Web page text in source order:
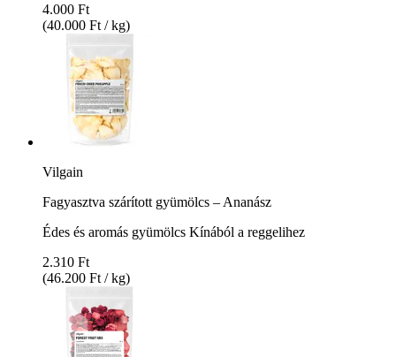
4.000 Ft
(40.000 Ft / kg)
Vilgain
Fagyasztva szárított gyümölcs – Ananász
Édes és aromás gyümölcs Kínából a reggelihez
2.310 Ft
(46.200 Ft / kg)